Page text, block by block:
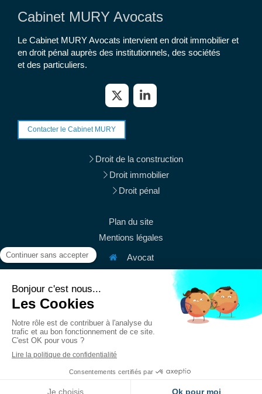
Cabinet MURY Avocats
Le Cabinet MURY Avocats intervient en droit immobilier et
en droit pénal auprès des institutionnels, des sociétés
et des particuliers.
Contacter le Cabinet MURY
Droit de la construction
Droit immobilier
Droit pénal
Plan du site
Mentions légales
Avocat
38 rue du Mont Thabor
Afficher le téléphone
contact@mury-avocats.fr
DuLundiauVendredi